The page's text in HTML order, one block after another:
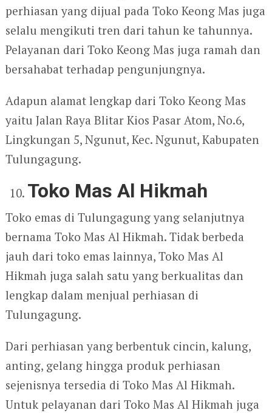
perhiasan yang dijual pada Toko Keong Mas juga
selalu mengikuti tren dari tahun ke tahunnya.
Pelayanan dari Toko Keong Mas juga ramah dan
bersahabat terhadap pengunjungnya.
Adapun alamat lengkap dari Toko Keong Mas
yaitu Jalan Raya Blitar Kios Pasar Atom, No.6,
Lingkungan 5, Ngunut, Kec. Ngunut, Kabupaten
Tulungagung.
Toko Mas Al Hikmah
Toko emas di Tulungagung yang selanjutnya
bernama Toko Mas Al Hikmah. Tidak berbeda
jauh dari toko emas lainnya, Toko Mas Al
Hikmah juga salah satu yang berkualitas dan
lengkap dalam menjual perhiasan di
Tulungagung.
Dari perhiasan yang berbentuk cincin, kalung,
anting, gelang hingga produk perhiasan
sejenisnya tersedia di Toko Mas Al Hikmah.
Untuk pelayanan dari Toko Mas Al Hikmah juga